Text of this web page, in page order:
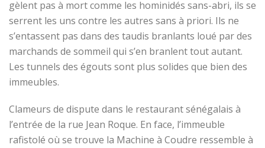
gèlent pas à mort comme les hominidés sans-abri, ils se
serrent les uns contre les autres sans à priori. Ils ne
s’entassent pas dans des taudis branlants loué par des
marchands de sommeil qui s’en branlent tout autant.
Les tunnels des égouts sont plus solides que bien des
immeubles.
Clameurs de dispute dans le restaurant sénégalais à
l’entrée de la rue Jean Roque. En face, l’immeuble
rafistolé où se trouve la Machine à Coudre ressemble à